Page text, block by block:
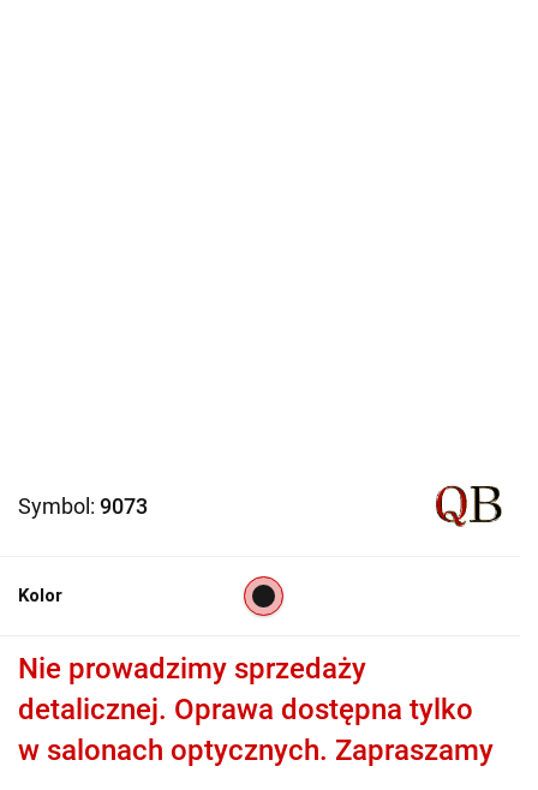
Symbol: 9073
Kolor
Nie prowadzimy sprzedaży
detalicznej. Oprawa dostępna tylko
w salonach optycznych. Zapraszamy